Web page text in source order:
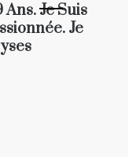
Ans. Je Suis
Je